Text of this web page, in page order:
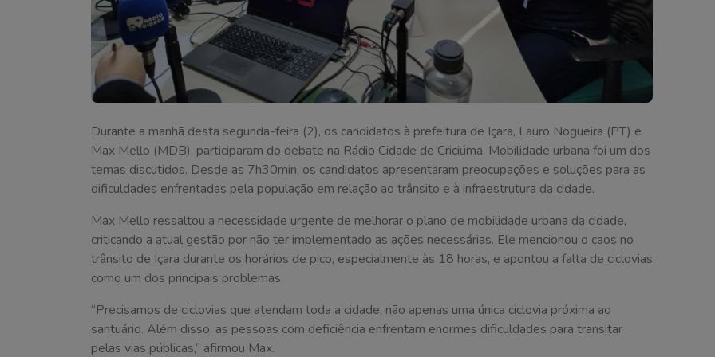
Durante a manhã desta segunda-feira (2), os candidatos à prefeitura de Içara, Lauro Nogueira (PT) e
Max Mello (MDB), participaram do debate na Rádio Cidade de Criciúma. Mobilidade urbana foi um dos
temas discutidos. Desde as 7h30min, os candidatos apresentaram preocupações e soluções para as
dificuldades enfrentadas pela população em relação ao trânsito e à infraestrutura da cidade.
Max Mello ressaltou a necessidade urgente de melhorar o plano de mobilidade urbana da cidade,
criticando a atual gestão por não ter implementado as ações necessárias. Ele mencionou o caos no
trânsito de Içara durante os horários de pico, especialmente às 18 horas, e apontou a falta de ciclovias
como um dos principais problemas.
“Precisamos de ciclovias que atendam toda a cidade, não apenas uma única ciclovia próxima ao
santuário. Além disso, as pessoas com deficiência enfrentam enormes dificuldades para transitar
pelas vias públicas,” afirmou Max.